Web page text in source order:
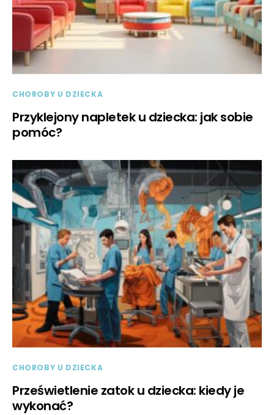
CHOROBY U DZIECKA
Przyklejony napletek u dziecka: jak sobie
pomóc?
CHOROBY U DZIECKA
Prześwietlenie zatok u dziecka: kiedy je
wykonać?